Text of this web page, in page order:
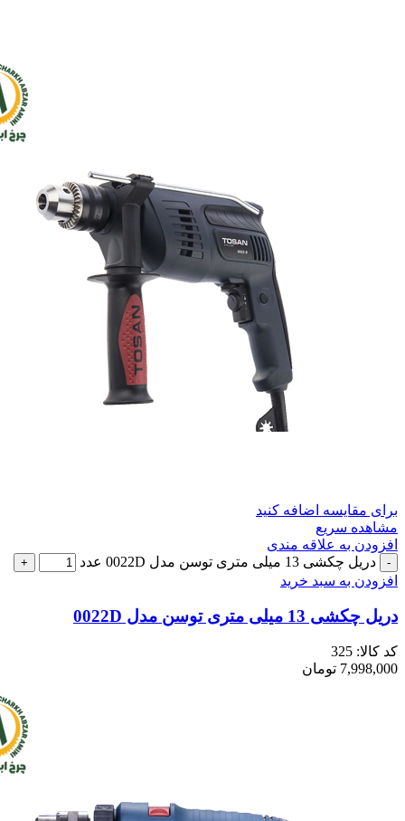
برای مقایسه اضافه کنید
مشاهده سریع
افزودن به علاقه مندی
دریل چکشی 13 میلی متری توسن مدل 0022D عدد
افزودن به سبد خرید
دریل چکشی 13 میلی متری توسن مدل 0022D
کد کالا: 325
7,998,000 تومان